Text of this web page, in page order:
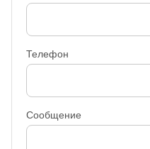
Телефон
Сообщение